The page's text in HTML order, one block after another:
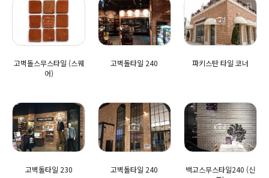
고벽돌스무스타일 (스퀘
어)
고벽돌타일 240 파키스탄 타일 코너
고벽돌타일 230 고벽돌타일 240
백고스무스타일240 (신